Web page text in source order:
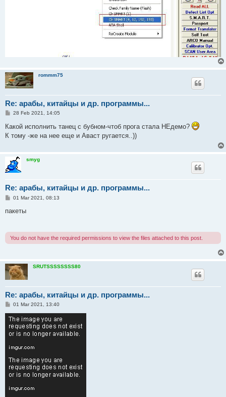
rommm75
Re: арабы, китайцы и др. программы...
P
s
t
28 Feb 2021, 14:05
Какой исполнить танец с бубном-чтоб прога стала НЕдемо?
К тому -же на нее еще и Аваст ругается..))
smyg
Re: арабы, китайцы и др. программы...
P
s
01 Mar 2021, 08:13
пакеты
You do not have the required permissions to view the files attached to this post.
SRUTSSSSSSSS80
Re: арабы, китайцы и др. программы...
P
s
01 Mar 2021, 13:40